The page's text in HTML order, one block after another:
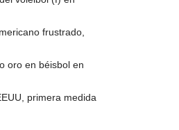
frustrado,
oro en béisbol en
primera medida